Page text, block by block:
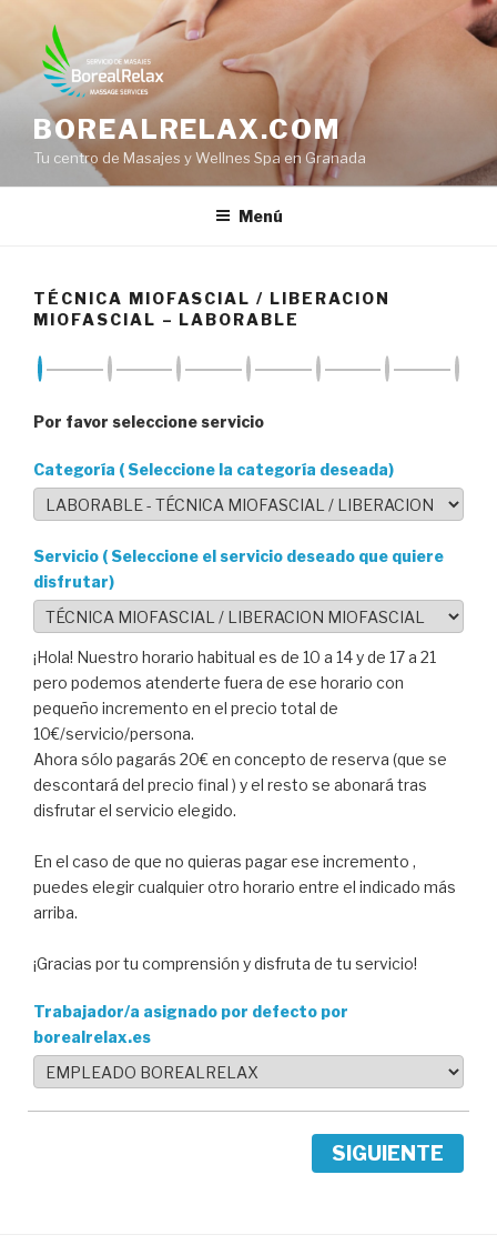
contenido
BOREALRELAX.COM
Tu centro de Masajes y Wellnes Spa en Granada
Menú
TÉCNICA MIOFASCIAL / LIBERACION
MIOFASCIAL – LABORABLE
Por favor seleccione servicio
Categoría ( Seleccione la categoría deseada)
Servicio ( Seleccione el servicio deseado que quiere
disfrutar)
¡Hola! Nuestro horario habitual es de 10 a 14 y de 17 a 21
pero podemos atenderte fuera de ese horario con
pequeño incremento en el precio total de
10€/servicio/persona.
Ahora sólo pagarás 20€ en concepto de reserva (que se
descontará del precio final ) y el resto se abonará tras
disfrutar el servicio elegido.
En el caso de que no quieras pagar ese incremento ,
puedes elegir cualquier otro horario entre el indicado más
arriba.
¡Gracias por tu comprensión y disfruta de tu servicio!
Trabajador/a asignado por defecto por
borealrelax.es
SIGUIENTE